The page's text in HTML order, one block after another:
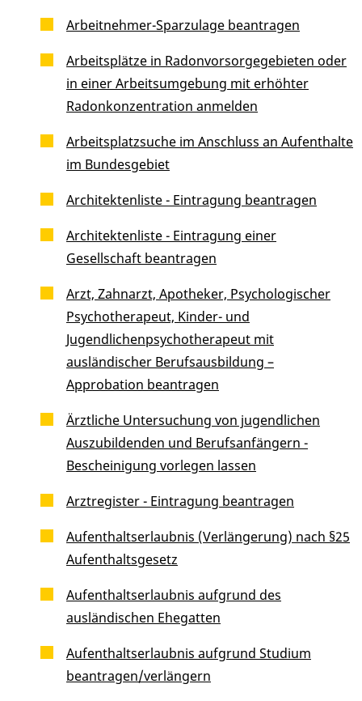
Arbeitnehmer-Sparzulage beantragen
Arbeitsplätze in Radonvorsorgegebieten oder
in einer Arbeitsumgebung mit erhöhter
Radonkonzentration anmelden
Arbeitsplatzsuche im Anschluss an Aufenthalte
im Bundesgebiet
Architektenliste - Eintragung beantragen
Architektenliste - Eintragung einer
Gesellschaft beantragen
Arzt, Zahnarzt, Apotheker, Psychologischer
Psychotherapeut, Kinder- und
Jugendlichenpsychotherapeut mit
ausländischer Berufsausbildung –
Approbation beantragen
Ärztliche Untersuchung von jugendlichen
Auszubildenden und Berufsanfängern -
Bescheinigung vorlegen lassen
Arztregister - Eintragung beantragen
Aufenthaltserlaubnis (Verlängerung) nach §25
Aufenthaltsgesetz
Aufenthaltserlaubnis aufgrund des
ausländischen Ehegatten
Aufenthaltserlaubnis aufgrund Studium
beantragen/verlängern